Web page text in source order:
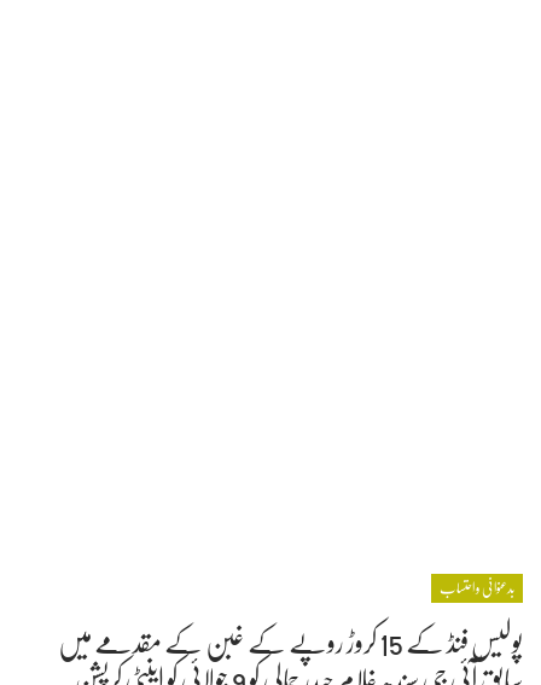
بدعنوانی و احتساب
پولیس فنڈ کے 15 کروڑ روپے کے غبن کے مقدمے میں
سابق آئی جی سندھ غلام حیدر جمالی کو 9 جولائی کو اینٹی کرپشن